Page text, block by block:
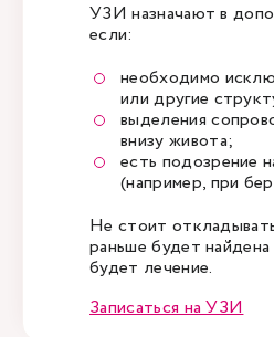
УЗИ назначают в
если:
необходимо
или другие
выделения
внизу живота;
есть подозрение
(например, при
Не стоит
раньше будет
будет лечение.
Записаться на УЗИ